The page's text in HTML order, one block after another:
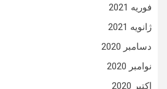
فوریه 2021
ژانویه 2021
دسامبر 2020
نوامبر 2020
اکتبر 2020